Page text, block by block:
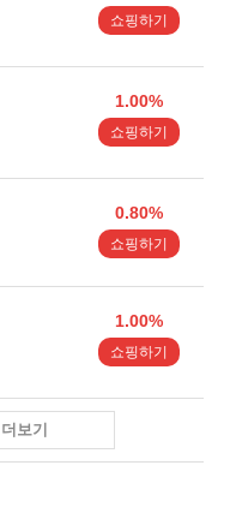
쇼핑하기
1.00%
쇼핑하기
0.80%
쇼핑하기
1.00%
쇼핑하기
더보기